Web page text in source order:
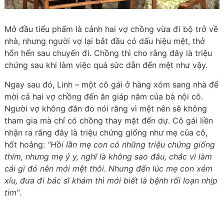
Mở đầu tiểu phẩm là cảnh hai vợ chồng vừa đi bộ trở về
nhà, nhưng người vợ lại bắt đầu có dấu hiệu mệt, thở
hổn hển sau chuyến đi. Chồng thì cho rằng đây là triệu
chứng sau khi làm việc quá sức dẫn đến mệt như vậy.
Ngay sau đó, Linh – một cô gái ở hàng xóm sang nhà để
mời cả hai vợ chồng đến ăn giáp năm của bà nội cô.
Người vợ không đắn đo nói rằng vì mệt nên sẽ không
tham gia mà chỉ có chồng thay mặt đến dự. Cô gái liền
nhận ra rằng đây là triệu chứng giống như mẹ của cô,
hốt hoảng: “Hồi lần mẹ con có những triệu chứng giống
thím, nhưng mẹ ỷ y, nghĩ là không sao đâu, chắc vì làm
cái gì đó nên mới mệt thôi. Nhưng đến lúc mẹ con xém
xỉu, đưa đi bác sĩ khám thì mới biết là bệnh rối loạn nhịp
tim”.